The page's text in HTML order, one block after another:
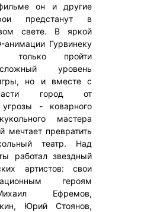
он и другие
предстанут в
свете. В яркой
анимации Гурвинеку
только пройти
уровень
но и вместе с
город от
угрозы - коварного
мастера
мечтает превратить
театр. Над
работал звездный
артистов: свои
героям
Ефремов,
Юрий Стоянов,